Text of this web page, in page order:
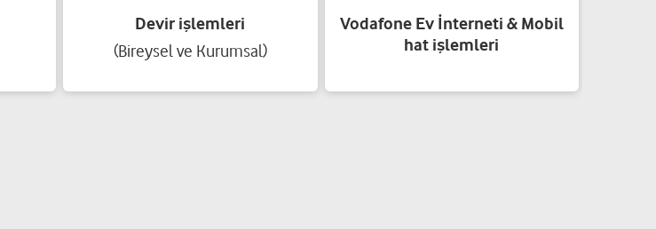
Devir işlemleri
(Bireysel ve Kurumsal)
Vodafone Ev İnterneti & Mobil
hat işlemleri